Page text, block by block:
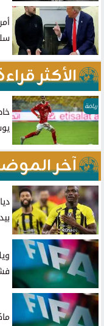
الأكثر
رياضة
آخر